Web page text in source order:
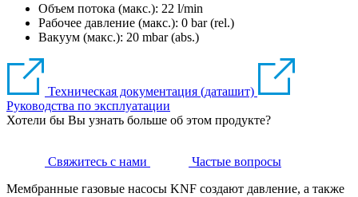
Объем потока (макс.): 22 l/min
Рабочее давление (макс.): 0 bar (rel.)
Вакуум (макс.): 20 mbar (abs.)
Техническая документация (даташит)
Руководства по эксплуатации
Хотели бы Вы узнать больше об этом продукте?
Свяжитесь с нами
Частые вопросы
Мембранные газовые насосы KNF создают давление, а также